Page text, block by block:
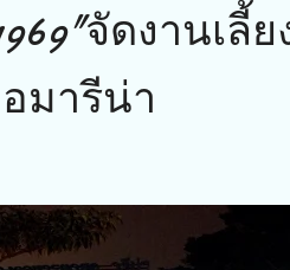
จัดงานเลี้
มารีน่า